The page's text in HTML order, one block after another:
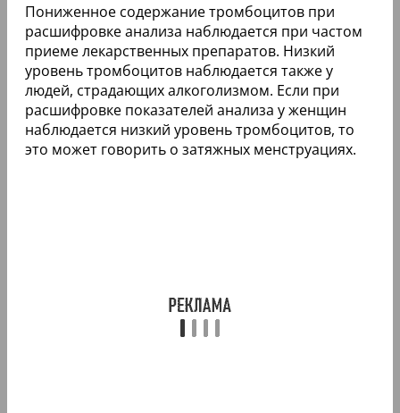
Пониженное содержание тромбоцитов при
расшифровке анализа наблюдается при частом
приеме лекарственных препаратов. Низкий
уровень тромбоцитов наблюдается также у
людей, страдающих алкоголизмом. Если при
расшифровке показателей анализа у женщин
наблюдается низкий уровень тромбоцитов, то
это может говорить о затяжных менструациях.